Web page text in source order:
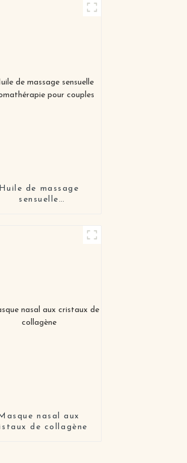
Huile de massage
sensuelle
nasal aux
de collagène